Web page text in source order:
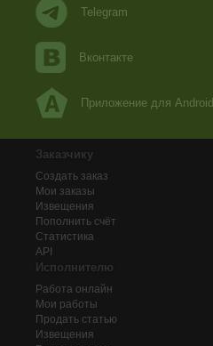
Telegram
Вконтакте
Приложение для Android
Заказчику
Создать заказ
Мои заказы
Извещения
Пополнить счёт
Статистика
API
Исполнителю
Работа онлайн
Мои работы
Продать статью
Извещения